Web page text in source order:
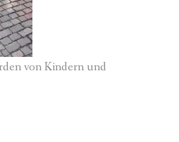
von Kindern und